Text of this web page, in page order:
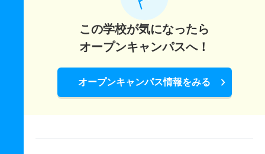
この学校が気になったら
オープンキャンパスへ！
オープンキャンパス情報をみる